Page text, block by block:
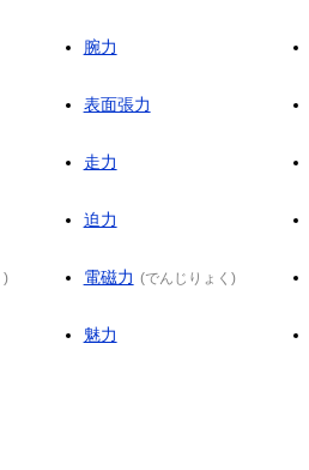
腕力
表面張力
走力
迫力
) 電磁力 (でんじりょく )
魅力